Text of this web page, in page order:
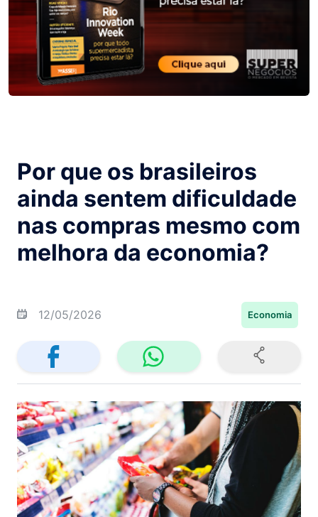
Por que os brasileiros
ainda sentem dificuldade
nas compras mesmo com
melhora da economia?
12/05/2026 Economia